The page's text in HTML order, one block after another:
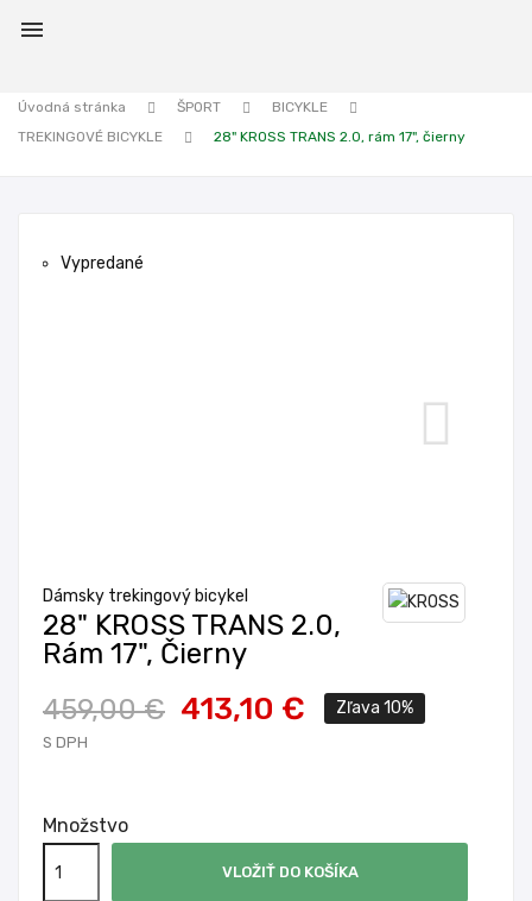

Úvodná stránka ŠPORT
BICYKLE
TREKINGOVÉ BICYKLE
28" KROSS TRANS 2.0, rám 17", čierny
Vypredané
Dámsky trekingový bicykel
28" KROSS TRANS 2.0,
Rám 17", Čierny
459,00 € 413,10 € Zľava 10%
S DPH
Množstvo
VLOŽIŤ DO KOŠÍKA